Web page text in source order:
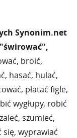
Synonim.net
broić,
hasać, hulać,
płatać figle,
wygłupy, robić
szumieć,
się, wyprawiać